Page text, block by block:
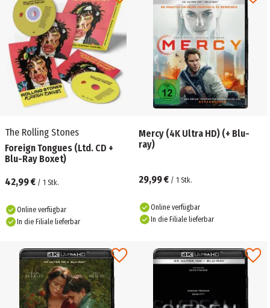
The Rolling Stones
Foreign Tongues (Ltd. CD +
Blu-Ray Boxet)
42,99 € / 1 Stk.
Online verfügbar
In die Filiale lieferbar
Mercy (4K Ultra HD) (+ Blu-
ray)
29,99 € / 1 Stk.
Online verfügbar
In die Filiale lieferbar